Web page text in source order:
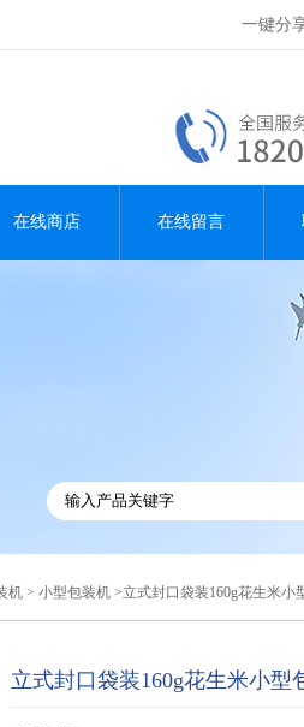
一键分
在线商店 在线留言
机 > 小型包装机 >立式封口袋装160g花生米小
立式封口袋装160g花生米小型